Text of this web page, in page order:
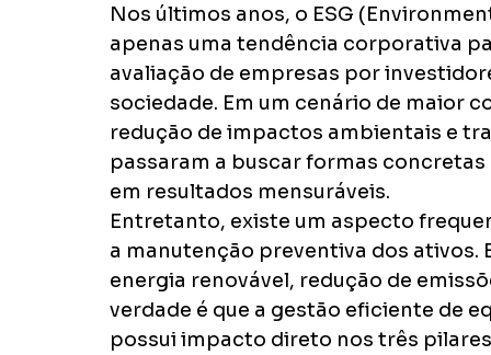
Nos últimos anos, o ESG
apenas uma tendência corporativa
avaliação de empresas por
sociedade. Em um cenário de maior
redução de impactos ambientais e
passaram a buscar formas
em resultados mensuráveis.
Entretanto, existe um aspecto
a manutenção preventiva dos ativos.
energia renovável, redução de
verdade é que a gestão eficiente de
possui impacto direto nos três pilares